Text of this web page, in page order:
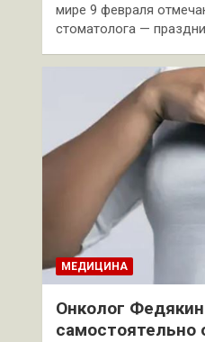
мире 9 февраля
стоматолога —
МЕДИЦИНА
Онколог
самостоятельно